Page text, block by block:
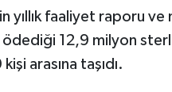
yıllık faaliyet raporu
ödediği 12,9 milyon
arasına taşıdı.